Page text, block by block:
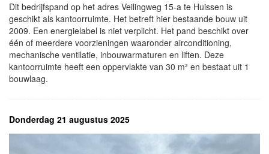
Dit bedrijfspand op het adres Veilingweg 15-a te Huissen is
geschikt als kantoorruimte. Het betreft hier bestaande bouw uit
2009. Een energielabel is niet verplicht. Het pand beschikt over
één of meerdere voorzieningen waaronder airconditioning,
mechanische ventilatie, inbouwarmaturen en liften. Deze
kantoorruimte heeft een oppervlakte van 30 m² en bestaat uit 1
bouwlaag.
Donderdag 21 augustus 2025